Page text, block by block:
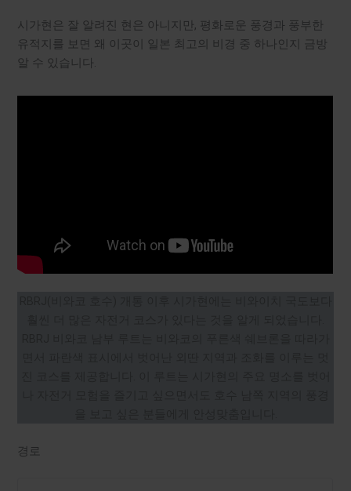
시가현은 잘 알려진 현은 아니지만, 평화로운 풍경과 풍부한
유적지를 보면 왜 이곳이 일본 최고의 비경 중 하나인지 금방
알 수 있습니다.
경로